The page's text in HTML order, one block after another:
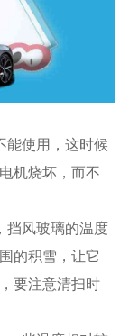
能使用，这时候
机烧坏，而不
挡风玻璃的温度
的积雪，让它
要注意清扫时